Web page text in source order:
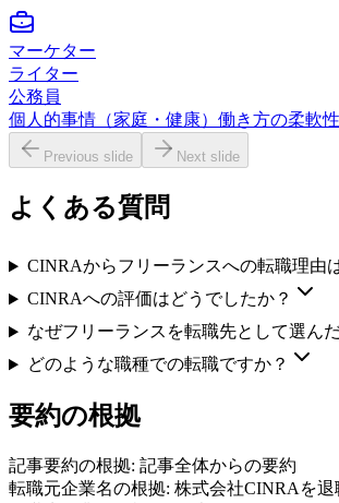
マーケター
ライター
公務員
個人的事情（家庭・健康） 働き方の柔軟性
Previous slide Next slide
よくある質問
CINRAからフリーランスへの転職理由
CINRAへの評価はどうでしたか？
なぜフリーランスを転職先として選ん
どのような職種での転職ですか？
要約の根拠
記事要約の根拠: 記事全体からの要約
転職元企業名の根拠: 株式会社CINRAを退